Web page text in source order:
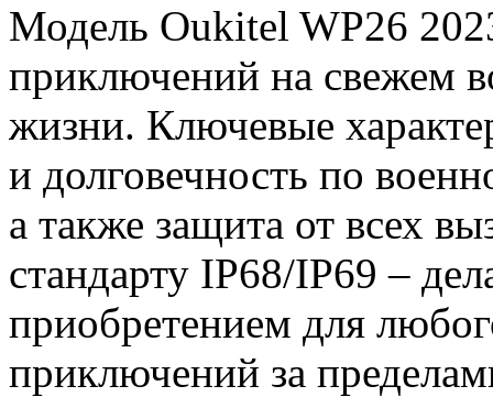
Модель Oukitel WP26
приключений на свежем
жизни. Ключевые
и долговечность по
а также защита от всех
стандарту IP68/IP69 –
приобретением для
приключений за